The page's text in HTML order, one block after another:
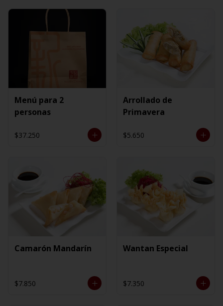
Menú para 2
personas
$37.250
Arrollado de
Primavera
$5.650
Camarón Mandarín
$7.850
Wantan Especial
$7.350